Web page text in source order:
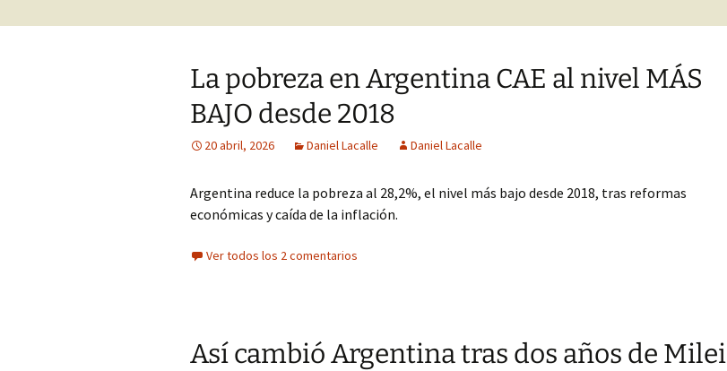
La pobreza en Argentina CAE al nivel MÁS
BAJO desde 2018
20 abril, 2026 Daniel Lacalle Daniel Lacalle
Argentina reduce la pobreza al 28,2%, el nivel más bajo desde 2018, tras reformas
económicas y caída de la inflación.
Ver todos los 2 comentarios
Así cambió Argentina tras dos años de Milei